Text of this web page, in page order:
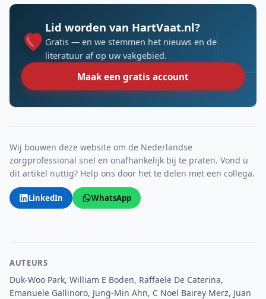
Lid worden van HartVaat.nl?
Gratis — en we stemmen het nieuws en de
literatuur af op uw vakgebied.
Maak een gratis account
Wij bouwen deze website om de Nederlandse
zorgprofessional snel en onafhankelijk bij te praten. Vond u
dit artikel nuttig? Help ons door het te delen met een collega.
LinkedIn WhatsApp
AUTEURS
Duk-Woo Park, William E Boden, Raffaele De Caterina,
Emanuele Gallinoro, Jung-Min Ahn, C Noel Bairey Merz, Juan